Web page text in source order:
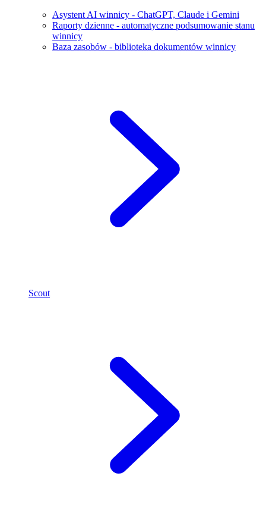
Asystent AI winnicy - ChatGPT, Claude i Gemini
Raporty dzienne - automatyczne podsumowanie stanu
winnicy
Baza zasobów - biblioteka dokumentów winnicy
Scout